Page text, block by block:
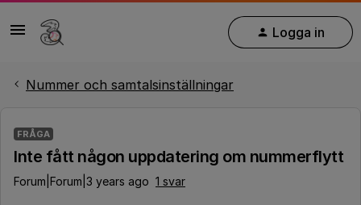
Logga in
Nummer och samtalsinställningar
FRÅGA
Inte fått någon uppdatering om nummerflytt
Forum|Forum|3 years ago 1 svar